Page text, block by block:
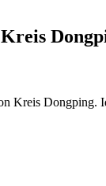
Kreis Dongping.